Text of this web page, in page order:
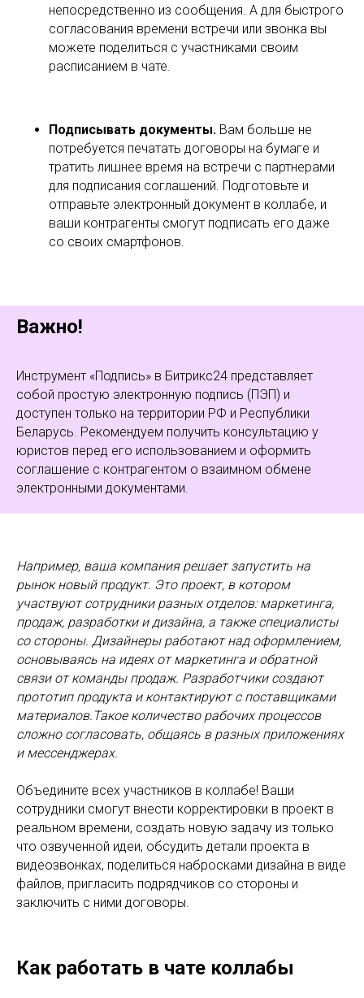
непосредственно из сообщения. А для быстрого
согласования времени встречи или звонка вы
можете поделиться с участниками своим
расписанием в чате.
Подписывать документы. Вам больше не
потребуется печатать договоры на бумаге и
тратить лишнее время на встречи с партнерами
для подписания соглашений. Подготовьте и
отправьте электронный документ в коллабе, и
ваши контрагенты смогут подписать его даже
со своих смартфонов.
Важно!
Инструмент «Подпись» в Битрикс24 представляет
собой простую электронную подпись (ПЭП) и
доступен только на территории РФ и Республики
Беларусь. Рекомендуем получить консультацию у
юристов перед его использованием и оформить
соглашение с контрагентом о взаимном обмене
электронными документами.
Например, ваша компания решает запустить на
рынок новый продукт. Это проект, в котором
участвуют сотрудники разных отделов: маркетинга,
продаж, разработки и дизайна, а также специалисты
со стороны. Дизайнеры работают над оформлением,
основываясь на идеях от маркетинга и обратной
связи от команды продаж. Разработчики создают
прототип продукта и контактируют с поставщиками
материалов.Такое количество рабочих процессов
сложно согласовать, общаясь в разных приложениях
и мессенджерах.
Объедините всех участников в коллабе! Ваши
сотрудники смогут внести корректировки в проект в
реальном времени, создать новую задачу из только
что озвученной идеи, обсудить детали проекта в
видеозвонках, поделиться набросками дизайна в виде
файлов, пригласить подрядчиков со стороны и
заключить с ними договоры.
Как работать в чате коллабы